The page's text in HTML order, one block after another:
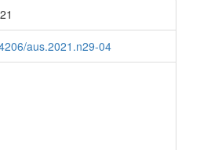
aus.2021.n29-04